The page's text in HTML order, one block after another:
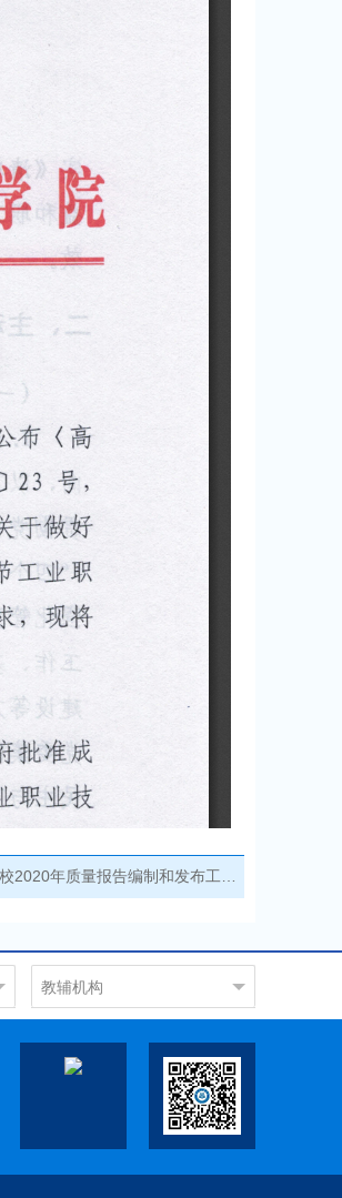
年质量报告编制和发布工作的通知
教辅机构
图书馆
现代教育信息中心
科研实训中心